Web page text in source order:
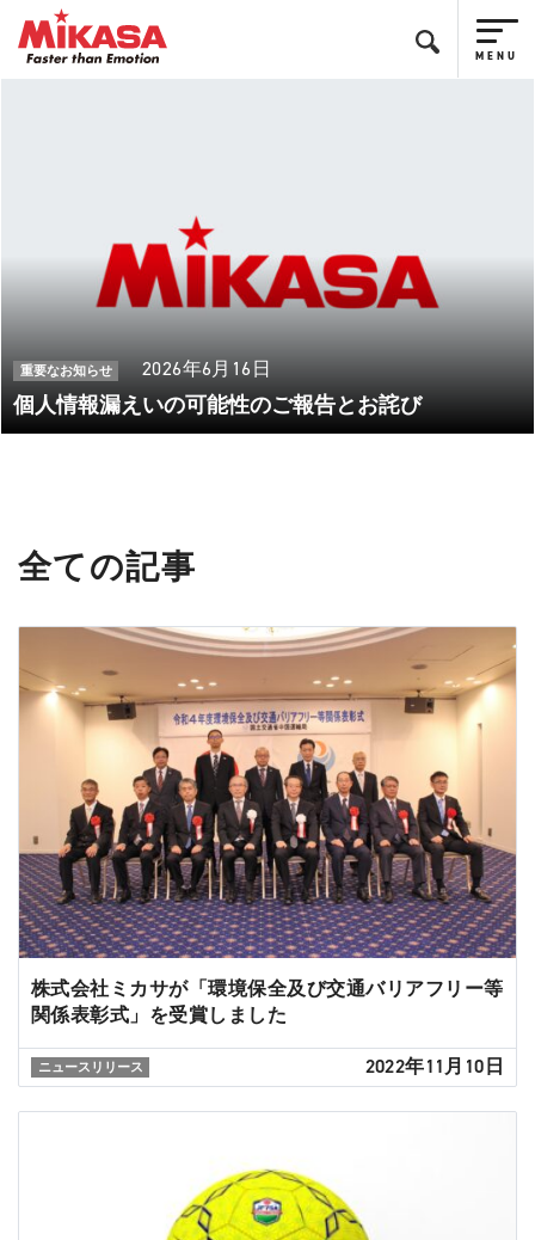
重要なお知らせ 2026年6月16日
個人情報漏えいの可能性のご報告とお詫び
全ての記事
株式会社ミカサが「環境保全及び交通バリアフリー等
関係表彰式」を受賞しました
ニュースリリース 2022年11月10日